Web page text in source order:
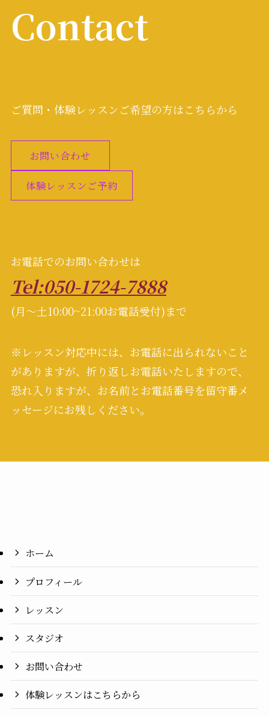
Contact
ご質問・体験レッスンご希望の方はこちらから
お問い合わせ
体験レッスンご予約
お電話でのお問い合わせは
Tel:050-1724-7888
(月～土10:00~21:00お電話受付)まで
※レッスン対応中には、お電話に出られないこと
がありますが、折り返しお電話いたしますので、
恐れ入りますが、お名前とお電話番号を留守番メ
ッセージにお残しください。
ホーム
プロフィール
レッスン
スタジオ
お問い合わせ
体験レッスンはこちらから